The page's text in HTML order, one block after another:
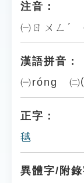
注音：
㈠ㄖㄨㄥˊ
漢語拼音：
㈠róng
正字：
毧
異體字/附錄